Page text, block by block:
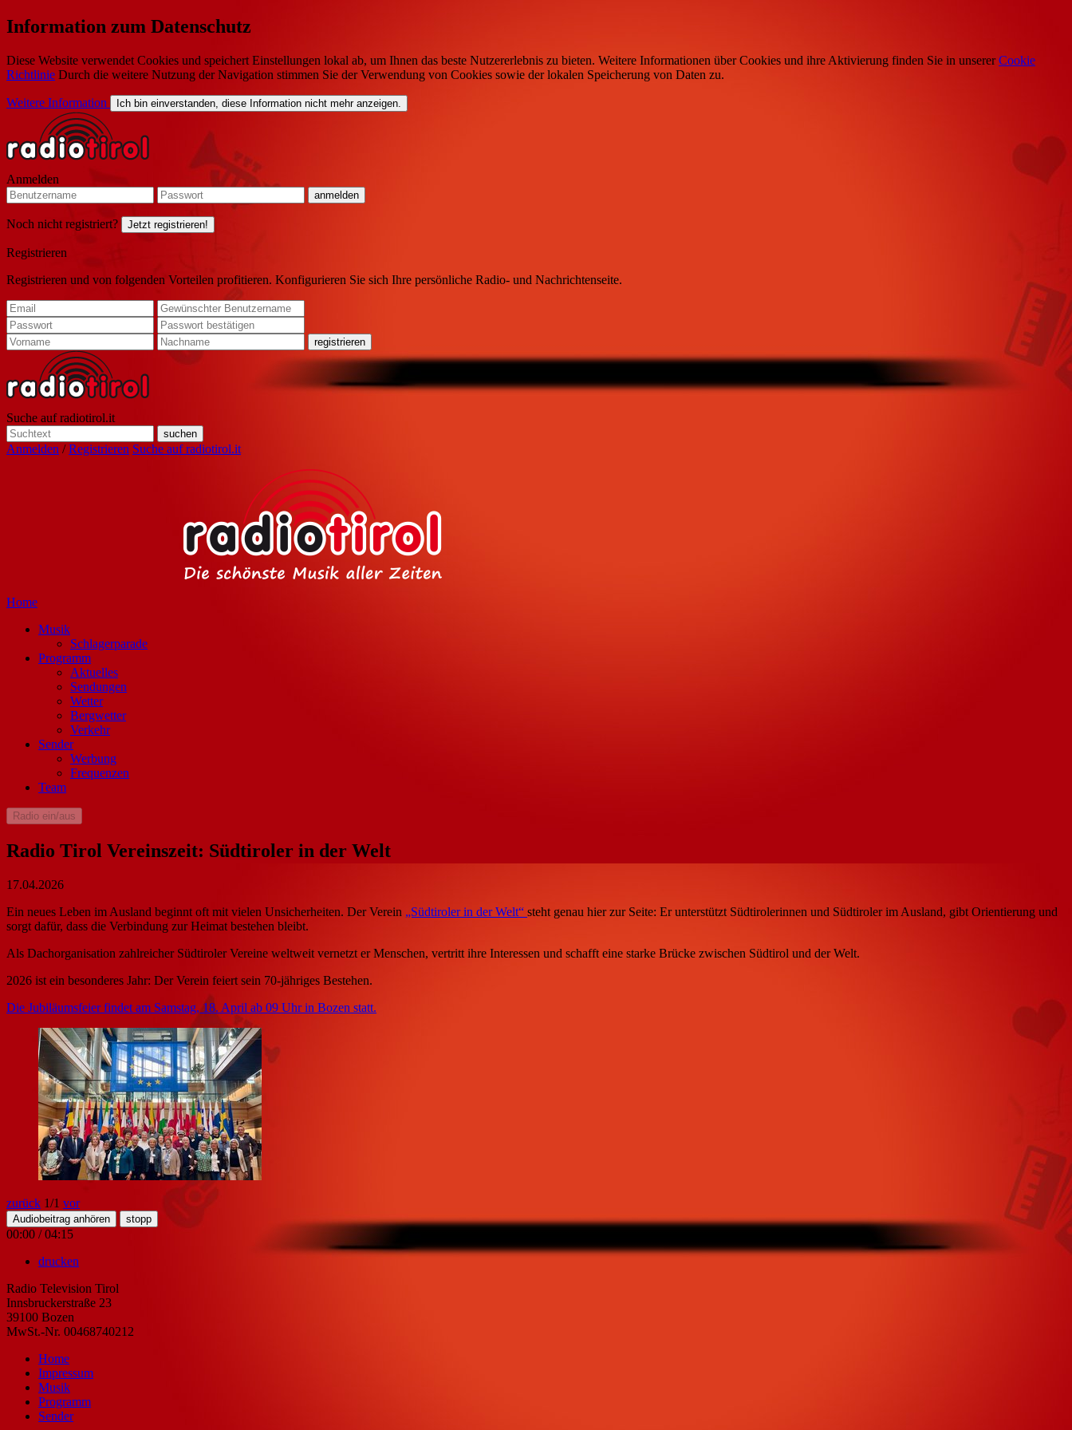
Information zum Datenschutz
Diese Website verwendet Cookies und speichert Einstellungen lokal ab, um Ihnen das beste Nutzererlebnis zu bieten. Weitere Informationen über Cookies und ihre Aktivierung finden Sie in unsererCookie
Richtlinie Durch die weitere Nutzung der Navigation stimmen Sie der Verwendung von Cookies sowie der lokalen Speicherung von Daten zu.
Weitere Information Ich bin einverstanden, diese Information nicht mehr anzeigen.
Anmelden
Noch nicht registriert? Jetzt registrieren!
Registrieren
Registrieren und von folgenden Vorteilen profitieren. Konfigurieren Sie sich Ihre persönliche Radio- und Nachrichtenseite.
Suche auf radiotirol.it
Anmelden /Registrieren Suche auf radiotirol.it
Home
Musik
Schlagerparade
Programm
Aktuelles
Sendungen
Wetter
Bergwetter
Verkehr
Sender
Werbung
Frequenzen
Team
Radio ein/aus
Radio Tirol Vereinszeit: Südtiroler in der Welt
17.04.2026
Ein neues Leben im Ausland beginnt oft mit vielen Unsicherheiten. Der Verein „Südtiroler in der Welt“ steht genau hier zur Seite: Er unterstützt Südtirolerinnen und Südtiroler im Ausland, gibt Orientierung und
sorgt dafür, dass die Verbindung zur Heimat bestehen bleibt.
Als Dachorganisation zahlreicher Südtiroler Vereine weltweit vernetzt er Menschen, vertritt ihre Interessen und schafft eine starke Brücke zwischen Südtirol und der Welt.
2026 ist ein besonderes Jahr: Der Verein feiert sein 70-jähriges Bestehen.
Die Jubiläumsfeier findet am Samstag, 18. April ab 09 Uhr in Bozen statt.
zurück 1/1 vor
Audiobeitrag anhören stopp
00:00 /04:15
drucken
Radio Television Tirol
Innsbruckerstraße 23
39100 Bozen
MwSt.-Nr. 00468740212
Home
Impressum
Musik
Programm
Sender